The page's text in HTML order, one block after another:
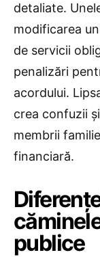
detaliate.
modificarea
de servicii
penalizări
acordului.
crea confuzii
membrii
financiară.
publice